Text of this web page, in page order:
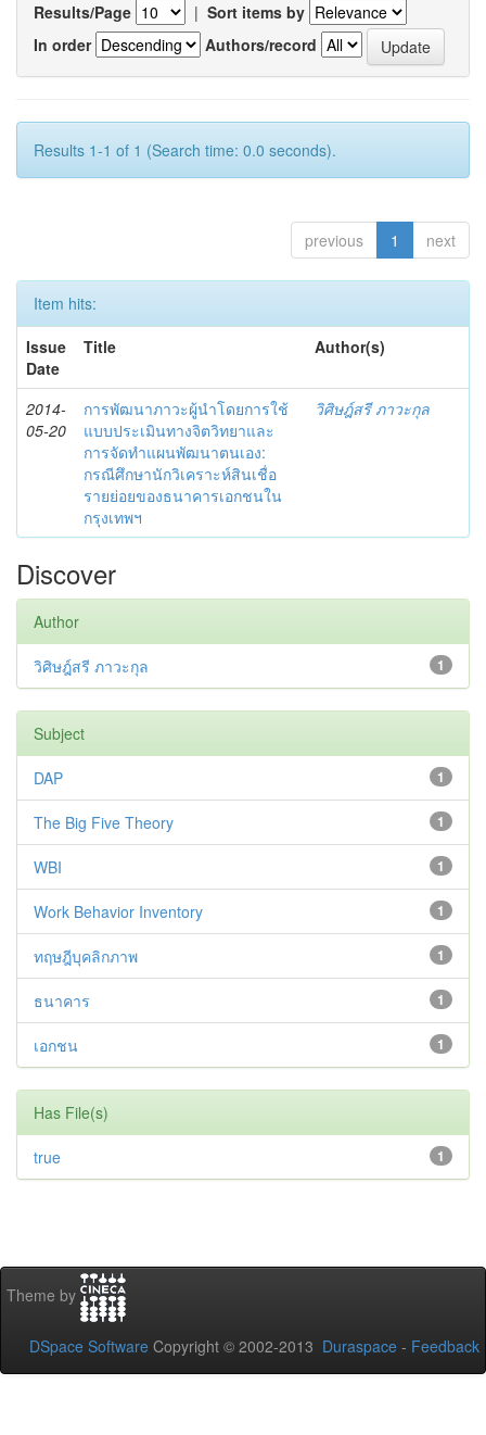
Results/Page | Sort items by
In order
Authors/record
Results 1-1 of 1 (Search time: 0.0 seconds).
previous 1 next
Item hits:
Issue
Date
Title Author(s)
2014-
05-20
การพัฒนาภาวะผู้นำโดยการใช้
แบบประเมินทางจิตวิทยาและ
การจัดทำแผนพัฒนาตนเอง:
กรณีศึกษานักวิเคราะห์สินเชื่อ
รายย่อยของธนาคารเอกชนใน
กรุงเทพฯ
วิศิษฎ์สรี ภาวะกุล
Discover
Author
1
วิศิษฎ์สรี ภาวะกุล
Subject
1
DAP
1
The Big Five Theory
1
WBI
1
Work Behavior Inventory
1
ทฤษฎีบุคลิกภาพ
1
ธนาคาร
1
เอกชน
Has File(s)
1
true
Theme by
DSpace Software Copyright © 2002-2013 Duraspace - Feedback